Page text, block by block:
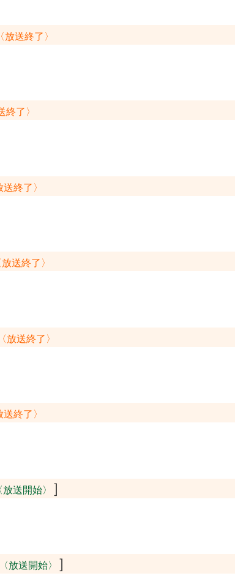
〈放送終了〉
終了〉
送終了〉
放送終了〉
〈放送終了〉
送終了〉
〈放送開始〉 ］
〈放送開始〉 ］